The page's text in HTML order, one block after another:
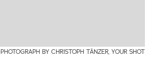
PHOTOGRAPH BY CHRISTOPH TÄNZER, YOUR SHOT